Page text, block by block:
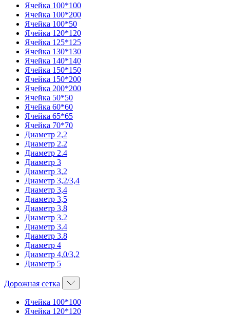
Ячейка 100*100
Ячейка 100*200
Ячейка 100*50
Ячейка 120*120
Ячейка 125*125
Ячейка 130*130
Ячейка 140*140
Ячейка 150*150
Ячейка 150*200
Ячейка 200*200
Ячейка 50*50
Ячейка 60*60
Ячейка 65*65
Ячейка 70*70
Диаметр 2,2
Диаметр 2.2
Диаметр 2.4
Диаметр 3
Диаметр 3,2
Диаметр 3,2/3,4
Диаметр 3,4
Диаметр 3,5
Диаметр 3,8
Диаметр 3.2
Диаметр 3.4
Диаметр 3.8
Диаметр 4
Диаметр 4,0/3,2
Диаметр 5
Дорожная сетка
Ячейка 100*100
Ячейка 120*120